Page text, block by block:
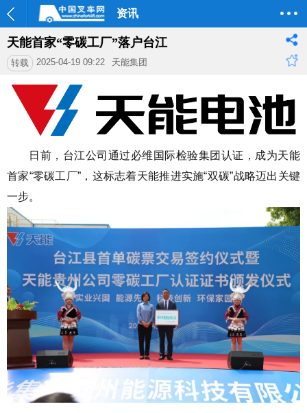
资讯
天能首家“零碳工厂”落户台江
转载 2025-04-19 09:22 天能集团
日前，台江公司通过必维国际检验集团认证，成为天能
首家“零碳工厂”，这标志着天能推进实施“双碳”战略迈出关键
一步。